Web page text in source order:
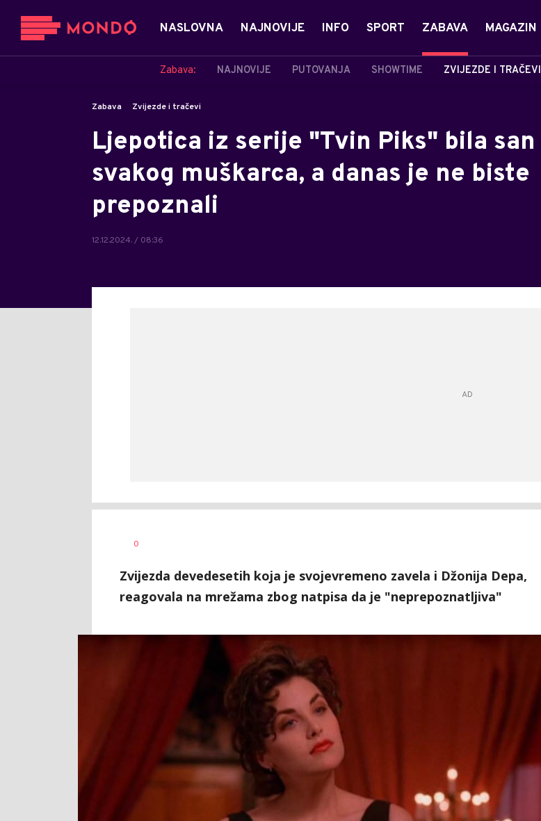
NASLOVNA NAJNOVIJE INFO SPORT ZABAVA
Zabava: NAJNOVIJE PUTOVANJA SHOWTIME ZVIJEZDE I TRAČEVI
MAGAZIN
Zabava Zvijezde i tračevi
Ljepotica iz serije "Tvin Piks" bila san
svakog muškarca, a danas je ne biste
prepoznali
12.12.2024. / 08:36
AUTOR
0
Zvijezda devedesetih koja je svojevremeno zavela i Džonija Depa,
reagovala na mrežama zbog natpisa da je "neprepoznatljiva"